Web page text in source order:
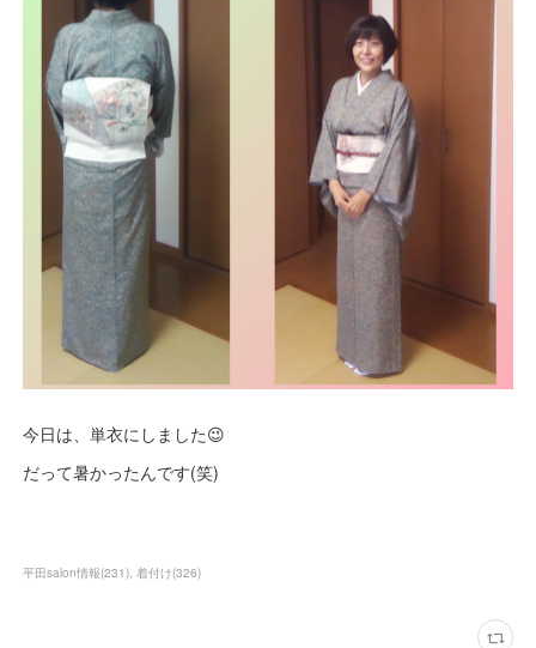
今日は、単衣にしました😉
だって暑かったんです(笑)
平田salon情報(231) 着付け(326)